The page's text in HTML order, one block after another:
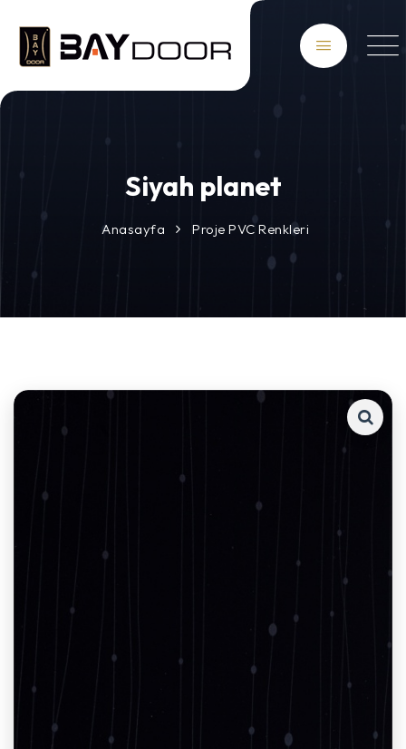
Siyah planet
Anasayfa Proje PVC Renkleri